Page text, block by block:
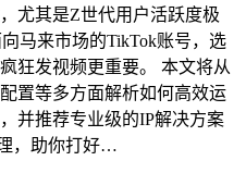
尤其是Z世代用户活跃度极
马来市场的TikTok账号，选
狂发视频更重要。 本文将从
置等多方面解析如何高效运
并推荐专业级的IP解决方案
，助你打好…